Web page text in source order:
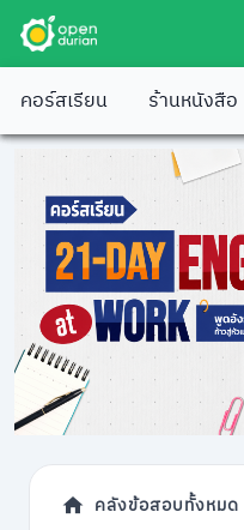
คอร์สเรียน ร้านหนังสือ
คลังข้อสอบทั้งหมด